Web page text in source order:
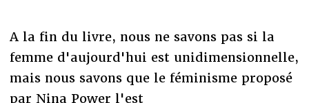
A la fin du livre, nous ne savons pas si la
femme d'aujourd'hui est unidimensionnelle,
mais nous savons que le féminisme proposé
par Nina Power l'est